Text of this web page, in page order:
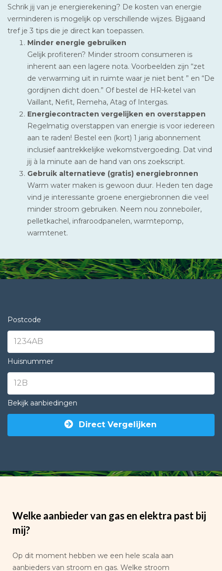
Schrik jij van je energierekening? De kosten van energie
verminderen is mogelijk op verschillende wijzes. Bijgaand
tref je 3 tips die je direct kan toepassen.
Minder energie gebruiken
Gelijk profiteren? Minder stroom consumeren is
inherent aan een lagere nota. Voorbeelden zijn “zet
de verwarming uit in ruimte waar je niet bent ” en “De
gordijnen dicht doen.” Of bestel de HR-ketel van
Vaillant, Nefit, Remeha, Atag of Intergas.
Energiecontracten vergelijken en overstappen
Regelmatig overstappen van energie is voor iedereen
aan te raden! Bestel een (kort) 1 jarig abonnement
inclusief aantrekkelijke wekomstvergoeding. Dat vind
jij à la minute aan de hand van ons zoekscript.
Gebruik alternatieve (gratis) energiebronnen
Warm water maken is gewoon duur. Heden ten dage
vind je interessante groene energiebronnen die veel
minder stroom gebruiken. Neem nou zonneboiler,
pelletkachel, infraroodpanelen, warmtepomp,
warmtenet.
Postcode
Huisnummer
Bekijk aanbiedingen
Direct Vergelijken
Welke aanbieder van gas en elektra past bij
mij?
Op dit moment hebben we een hele scala aan
aanbieders van stroom en gas. Welke stroom